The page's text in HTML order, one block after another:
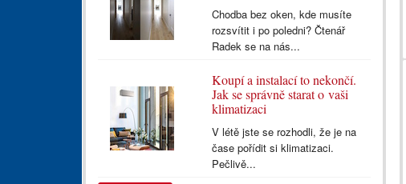
Chodba bez oken, kde musíte
rozsvítit i po poledni? Čtenář
Radek se na nás...
Koupí a instalací to nekončí.
Jak se správně starat o vaši
klimatizaci
V létě jste se rozhodli, že je na
čase pořídit si klimatizaci.
Pečlivě...